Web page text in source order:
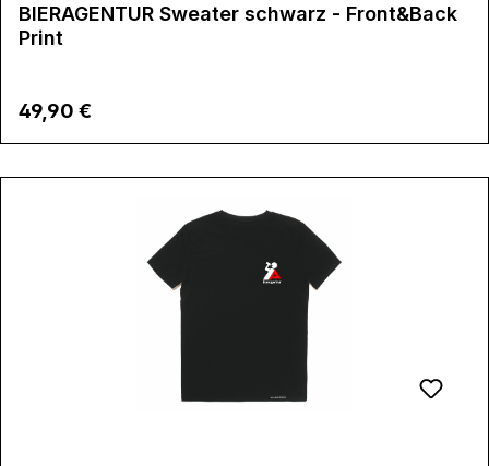
BIERAGENTUR Sweater schwarz - Front&Back
Print
Regulärer Preis:
49,90 €